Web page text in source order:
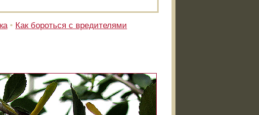
• Как бороться с вредителями